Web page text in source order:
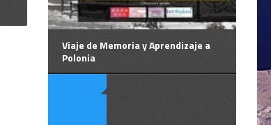
Viaje de Memoria y Aprendizaje a
Polonia